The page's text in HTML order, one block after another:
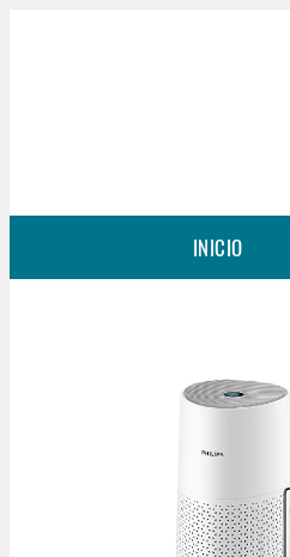
INICIO